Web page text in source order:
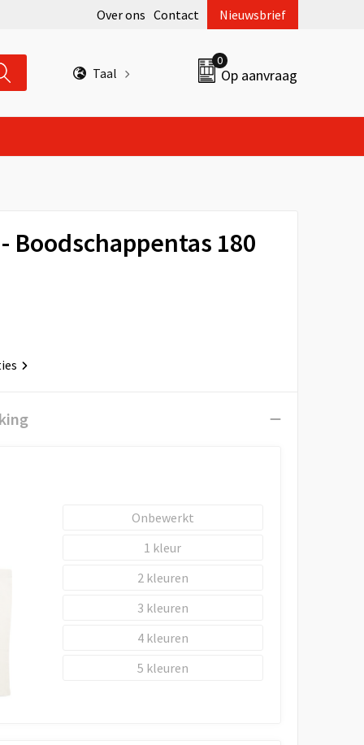
Over ons Contact Nieuwsbrief
Taal
0
Op aanvraag
Boodschappentas 180
Onbewerkt
1
2
3
4
5